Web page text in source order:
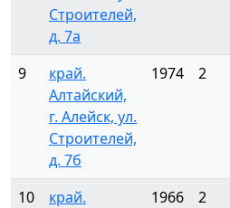
Строителей,
д. 7а
9
край.
Алтайский,
г. Алейск, ул.
Строителей,
д. 7б
1974 2
10
край.
1966 2